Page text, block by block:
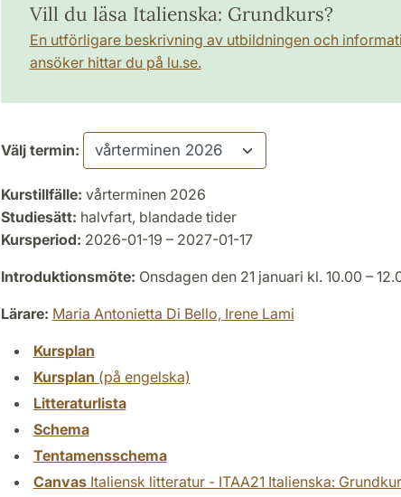
Vill du läsa Italienska: Grundkurs?
En utförligare beskrivning av utbildningen och
ansöker hittar du på lu.se.
Välj termin:
Kurstillfälle: vårterminen 2026
Studiesätt: halvfart, blandade tider
Kursperiod: 2026-01-19 – 2027-01-17
Introduktionsmöte: Onsdagen den 21 januari kl. 10.00 –
Lärare: Maria Antonietta Di Bello, Irene Lami
Kursplan
Kursplan (på engelska)
Litteraturlista
Schema
Tentamensschema
CanvasItaliensk litteratur - ITAA21 Italienska: